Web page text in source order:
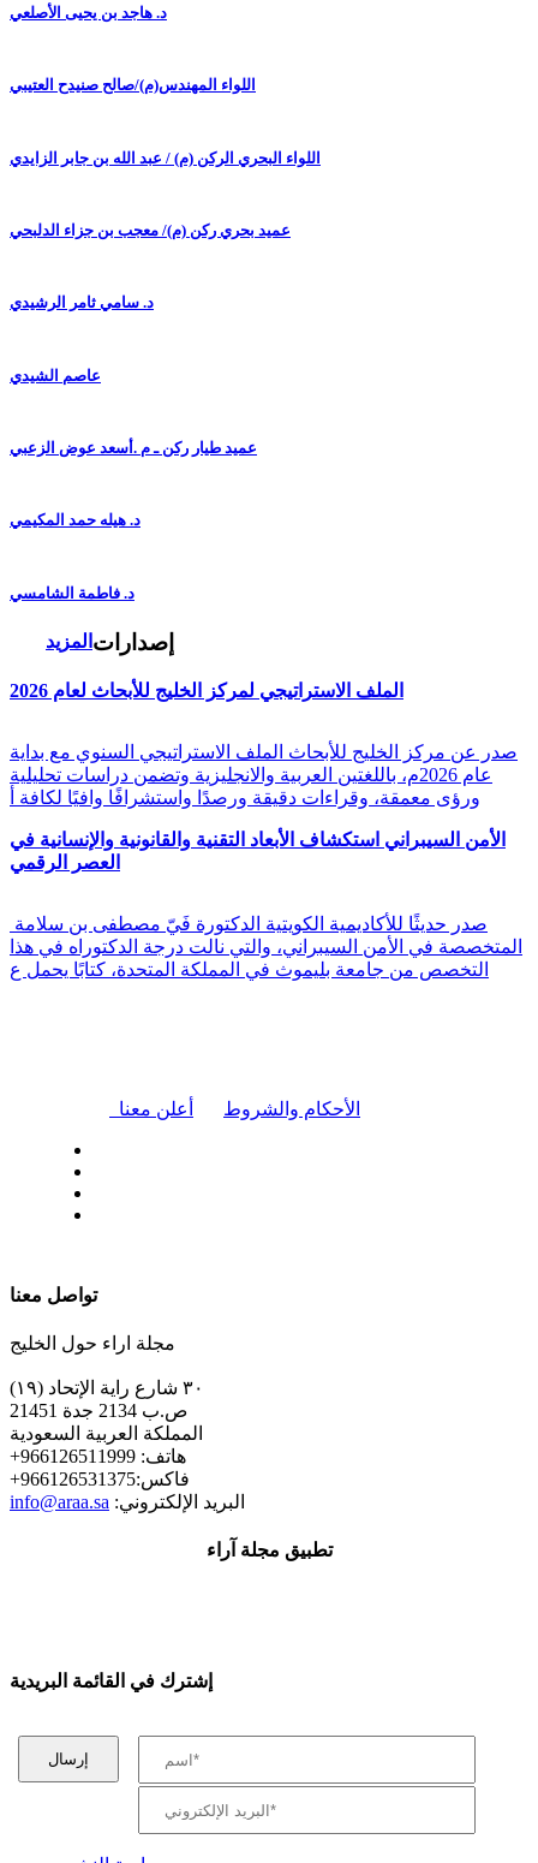
د. هاجد بن يحيى الأصلعي
اللواء المهندس(م)/صالح صنيدح العتيبي
اللواء البحري الركن (م) / عبد الله بن جابر الزايدي
عميد بحري ركن (م)/ معجب بن جزاء الدلبحي
د. سامي ثامر الرشيدي
عاصم الشيدي
عميد طيار ركن ـ م .أسعد عوض الزعبي
د. هيله حمد المكيمي
د. فاطمة الشامسي
المزيد إصدارات
الملف الاستراتيجي لمركز الخليج للأبحاث لعام 2026
صدر عن مركز الخليج للأبحاث الملف الاستراتيجي السنوي مع بداية
عام 2026م، باللغتين العربية والانجليزية وتضمن دراسات تحليلية
ورؤى معمقة، وقراءات دقيقة ورصدًا واستشرافًا وافيًا لكافة أ
الأمن السيبراني استكشاف الأبعاد التقنية والقانونية والإنسانية في
العصر الرقمي
المتخصصة في الأمن السيبراني، والتي نالت درجة الدكتوراه في هذا
التخصص من جامعة بليموث في المملكة المتحدة، كتابًا يحمل ع
أعلن معنا الأحكام والشروط
تواصل معنا
مجلة اراء حول الخليج
٣٠ شارع راية الإتحاد (١٩)
ص.ب 2134 جدة 21451
المملكة العربية السعودية
+هاتف: 966126511999
+فاكس:966126531375
info@araa.sa :البريد الإلكتروني
تطبيق مجلة آراء
إشترك في القائمة البريدية